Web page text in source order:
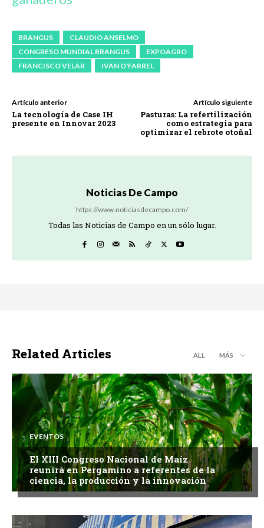
BRANGUS
CLAUDIO ANSELMO
CONGRESO MUNDIAL BRANGUS
EXPOAGRO
FRANCISCO VELAR
IVAN O'FARREL
Artículo anterior
La tecnología de Case IH
presente en Innovar 2023
Artículo siguiente
Pasturas: La refertilización
como estrategia para
optimizar el rebrote otoñal
Noticias De Campo
https://www.noticiasdecampo.com/
Todas las Noticias de Campo en un sólo lugar.
Related Articles ALL MÁS
EVENTOS
El XIII Congreso Nacional de Maíz
reunirá en Pergamino a referentes de la
ciencia, la producción y la innovación